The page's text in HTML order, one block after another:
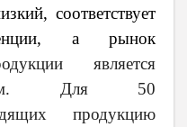
соответствует
а рынок
является
Для 50
продукцию